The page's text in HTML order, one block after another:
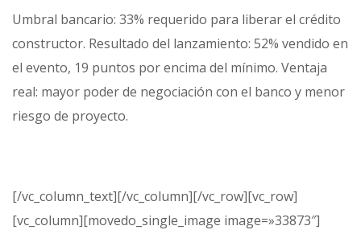
Umbral bancario: 33% requerido para liberar el crédito
constructor. Resultado del lanzamiento: 52% vendido en
el evento, 19 puntos por encima del mínimo. Ventaja
real: mayor poder de negociación con el banco y menor
riesgo de proyecto.
[/vc_column_text][/vc_column][/vc_row][vc_row]
[vc_column][movedo_single_image image=»33873″]